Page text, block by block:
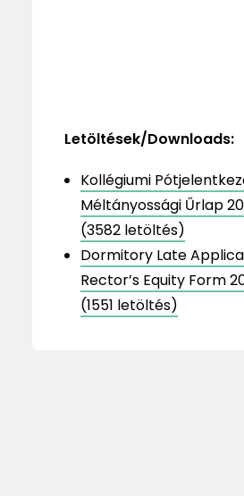
Letöltések/Downloads:
Kollégiumi
Méltányossági Űrlap
(3582 letöltés)
Dormitory Late
Rector’s Equity Form
(1551 letöltés)